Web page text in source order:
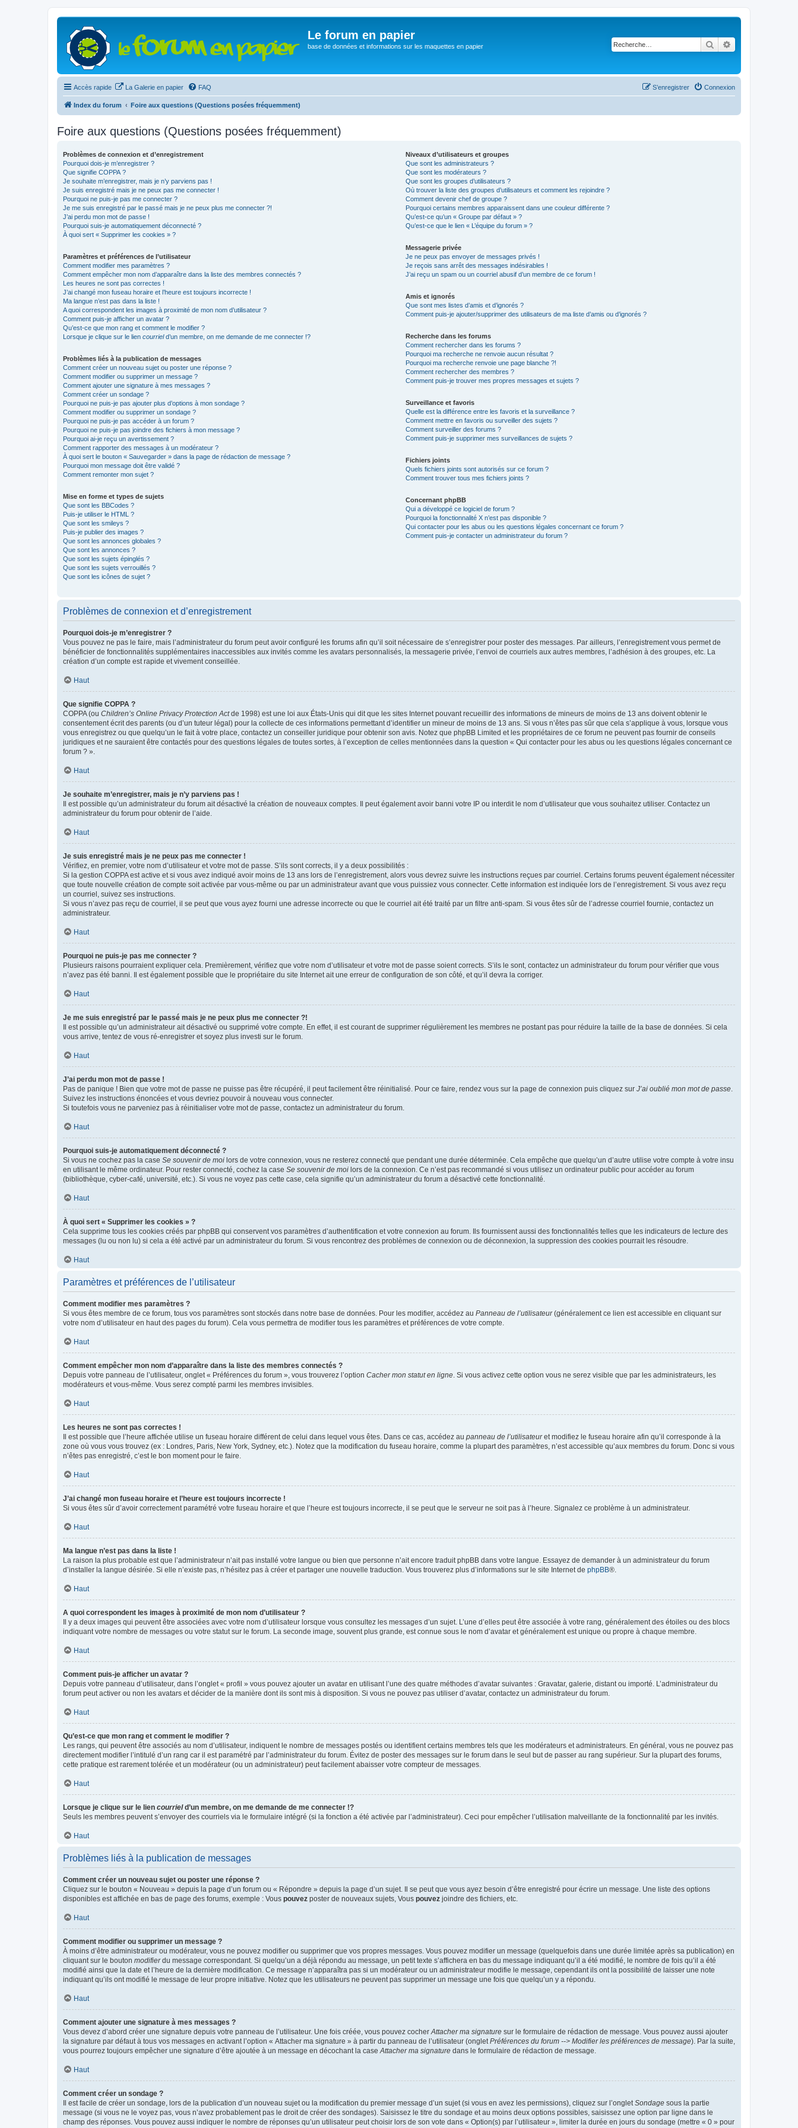
Le forum en papier
base de données et informations sur les maquettes en papier Rechercher
Accès rapide La Galerie en papier FAQ Connexion
S’enregistrer
Index du forum Foire aux questions (Questions posées fréquemment)
Foire aux questions (Questions posées fréquemment)
Problèmes de connexion et d’enregistrement
Pourquoi dois-je m’enregistrer ?
Que signifie COPPA ?
Je souhaite m’enregistrer, mais je n’y parviens pas !
Je suis enregistré mais je ne peux pas me connecter !
Pourquoi ne puis-je pas me connecter ?
Je me suis enregistré par le passé mais je ne peux plus me connecter ?!
J’ai perdu mon mot de passe !
Pourquoi suis-je automatiquement déconnecté ?
À quoi sert « Supprimer les cookies » ?
Paramètres et préférences de l’utilisateur
Comment modifier mes paramètres ?
Comment empêcher mon nom d’apparaître dans la liste des membres connectés ?
Les heures ne sont pas correctes !
J’ai changé mon fuseau horaire et l’heure est toujours incorrecte !
Ma langue n’est pas dans la liste !
A quoi correspondent les images à proximité de mon nom d’utilisateur ?
Comment puis-je afficher un avatar ?
Qu’est-ce que mon rang et comment le modifier ?
Lorsque je clique sur le lien courrield’un membre, on me demande de me connecter !?
Problèmes liés à la publication de messages
Comment créer un nouveau sujet ou poster une réponse ?
Comment modifier ou supprimer un message ?
Comment ajouter une signature à mes messages ?
Comment créer un sondage ?
Pourquoi ne puis-je pas ajouter plus d’options à mon sondage ?
Comment modifier ou supprimer un sondage ?
Pourquoi ne puis-je pas accéder à un forum ?
Pourquoi ne puis-je pas joindre des fichiers à mon message ?
Pourquoi ai-je reçu un avertissement ?
Comment rapporter des messages à un modérateur ?
À quoi sert le bouton « Sauvegarder » dans la page de rédaction de message ?
Pourquoi mon message doit être validé ?
Comment remonter mon sujet ?
Mise en forme et types de sujets
Que sont les BBCodes ?
Puis-je utiliser le HTML ?
Que sont les smileys ?
Puis-je publier des images ?
Que sont les annonces globales ?
Que sont les annonces ?
Que sont les sujets épinglés ?
Que sont les sujets verrouillés ?
Que sont les icônes de sujet ?
Niveaux d’utilisateurs et groupes
Que sont les administrateurs ?
Que sont les modérateurs ?
Que sont les groupes d’utilisateurs ?
Où trouver la liste des groupes d’utilisateurs et comment les rejoindre ?
Comment devenir chef de groupe ?
Pourquoi certains membres apparaissent dans une couleur différente ?
Qu’est-ce qu’un « Groupe par défaut » ?
Qu’est-ce que le lien « L’équipe du forum » ?
Messagerie privée
Je ne peux pas envoyer de messages privés !
Je reçois sans arrêt des messages indésirables !
J’ai reçu un spam ou un courriel abusif d’un membre de ce forum !
Amis et ignorés
Que sont mes listes d’amis et d’ignorés ?
Comment puis-je ajouter/supprimer des utilisateurs de ma liste d’amis ou d’ignorés ?
Recherche dans les forums
Comment rechercher dans les forums ?
Pourquoi ma recherche ne renvoie aucun résultat ?
Pourquoi ma recherche renvoie une page blanche ?!
Comment rechercher des membres ?
Comment puis-je trouver mes propres messages et sujets ?
Surveillance et favoris
Quelle est la différence entre les favoris et la surveillance ?
Comment mettre en favoris ou surveiller des sujets ?
Comment surveiller des forums ?
Comment puis-je supprimer mes surveillances de sujets ?
Fichiers joints
Quels fichiers joints sont autorisés sur ce forum ?
Comment trouver tous mes fichiers joints ?
Concernant phpBB
Qui a développé ce logiciel de forum ?
Pourquoi la fonctionnalité X n’est pas disponible ?
Qui contacter pour les abus ou les questions légales concernant ce forum ?
Comment puis-je contacter un administrateur du forum ?
Problèmes de connexion et d’enregistrement
Pourquoi dois-je m’enregistrer ?
Vous pouvez ne pas le faire, mais l’administrateur du forum peut avoir configuré les forums afin qu’il soit nécessaire de s’enregistrer pour poster des messages. Par ailleurs, l’enregistrement vous permet de
bénéficier de fonctionnalités supplémentaires inaccessibles aux invités comme les avatars personnalisés, la messagerie privée, l’envoi de courriels aux autres membres, l’adhésion à des groupes, etc. La
création d’un compte est rapide et vivement conseillée.
Haut
Que signifie COPPA ?
COPPA (ou Children’s Online Privacy Protection Actde 1998) est une loi aux États-Unis qui dit que les sites Internet pouvant recueillir des informations de mineurs de moins de 13 ans doivent obtenir le
consentement écrit des parents (ou d’un tuteur légal) pour la collecte de ces informations permettant d’identifier un mineur de moins de 13 ans. Si vous n’êtes pas sûr que cela s’applique à vous, lorsque vous
vous enregistrez ou que quelqu’un le fait à votre place, contactez un conseiller juridique pour obtenir son avis. Notez que phpBB Limited et les propriétaires de ce forum ne peuvent pas fournir de conseils
juridiques et ne sauraient être contactés pour des questions légales de toutes sortes, à l’exception de celles mentionnées dans la question « Qui contacter pour les abus ou les questions légales concernant ce
forum ? ».
Haut
Je souhaite m’enregistrer, mais je n’y parviens pas !
Il est possible qu’un administrateur du forum ait désactivé la création de nouveaux comptes. Il peut également avoir banni votre IP ou interdit le nom d’utilisateur que vous souhaitez utiliser. Contactez un
administrateur du forum pour obtenir de l’aide.
Haut
Je suis enregistré mais je ne peux pas me connecter !
Vérifiez, en premier, votre nom d’utilisateur et votre mot de passe. S’ils sont corrects, il y a deux possibilités :
Si la gestion COPPA est active et si vous avez indiqué avoir moins de 13 ans lors de l’enregistrement, alors vous devrez suivre les instructions reçues par courriel. Certains forums peuvent également nécessiter
que toute nouvelle création de compte soit activée par vous-même ou par un administrateur avant que vous puissiez vous connecter. Cette information est indiquée lors de l’enregistrement. Si vous avez reçu
un courriel, suivez ses instructions.
Si vous n’avez pas reçu de courriel, il se peut que vous ayez fourni une adresse incorrecte ou que le courriel ait été traité par un filtre anti-spam. Si vous êtes sûr de l’adresse courriel fournie, contactez un
administrateur.
Haut
Pourquoi ne puis-je pas me connecter ?
Plusieurs raisons pourraient expliquer cela. Premièrement, vérifiez que votre nom d’utilisateur et votre mot de passe soient corrects. S’ils le sont, contactez un administrateur du forum pour vérifier que vous
n’avez pas été banni. Il est également possible que le propriétaire du site Internet ait une erreur de configuration de son côté, et qu’il devra la corriger.
Haut
Je me suis enregistré par le passé mais je ne peux plus me connecter ?!
Il est possible qu’un administrateur ait désactivé ou supprimé votre compte. En effet, il est courant de supprimer régulièrement les membres ne postant pas pour réduire la taille de la base de données. Si cela
vous arrive, tentez de vous ré-enregistrer et soyez plus investi sur le forum.
Haut
J’ai perdu mon mot de passe !
Pas de panique ! Bien que votre mot de passe ne puisse pas être récupéré, il peut facilement être réinitialisé. Pour ce faire, rendez vous sur la page de connexion puis cliquez sur J’ai oublié mon mot de passe.
Suivez les instructions énoncées et vous devriez pouvoir à nouveau vous connecter.
Si toutefois vous ne parveniez pas à réinitialiser votre mot de passe, contactez un administrateur du forum.
Haut
Pourquoi suis-je automatiquement déconnecté ?
Si vous ne cochez pas la case Se souvenir de moi lors de votre connexion, vous ne resterez connecté que pendant une durée déterminée. Cela empêche que quelqu’un d’autre utilise votre compte à votre insu
en utilisant le même ordinateur. Pour rester connecté, cochez la case Se souvenir de moi lors de la connexion. Ce n’est pas recommandé si vous utilisez un ordinateur public pour accéder au forum
(bibliothèque, cyber-café, université, etc.). Si vous ne voyez pas cette case, cela signifie qu’un administrateur du forum a désactivé cette fonctionnalité.
Haut
À quoi sert « Supprimer les cookies » ?
Cela supprime tous les cookies créés par phpBB qui conservent vos paramètres d’authentification et votre connexion au forum. Ils fournissent aussi des fonctionnalités telles que les indicateurs de lecture des
messages (lu ou non lu) si cela a été activé par un administrateur du forum. Si vous rencontrez des problèmes de connexion ou de déconnexion, la suppression des cookies pourrait les résoudre.
Haut
Paramètres et préférences de l’utilisateur
Comment modifier mes paramètres ?
Si vous êtes membre de ce forum, tous vos paramètres sont stockés dans notre base de données. Pour les modifier, accédez au Panneau de l’utilisateur(généralement ce lien est accessible en cliquant sur
votre nom d’utilisateur en haut des pages du forum). Cela vous permettra de modifier tous les paramètres et préférences de votre compte.
Haut
Comment empêcher mon nom d’apparaître dans la liste des membres connectés ?
Depuis votre panneau de l’utilisateur, onglet « Préférences du forum », vous trouverez l’option Cacher mon statut en ligne. Si vous activez cette option vous ne serez visible que par les administrateurs, les
modérateurs et vous-même. Vous serez compté parmi les membres invisibles.
Haut
Les heures ne sont pas correctes !
Il est possible que l’heure affichée utilise un fuseau horaire différent de celui dans lequel vous êtes. Dans ce cas, accédez au panneau de l’utilisateuret modifiez le fuseau horaire afin qu’il corresponde à la
zone où vous vous trouvez (ex : Londres, Paris, New York, Sydney, etc.). Notez que la modification du fuseau horaire, comme la plupart des paramètres, n’est accessible qu’aux membres du forum. Donc si vous
n’êtes pas enregistré, c’est le bon moment pour le faire.
Haut
J’ai changé mon fuseau horaire et l’heure est toujours incorrecte !
Si vous êtes sûr d’avoir correctement paramétré votre fuseau horaire et que l’heure est toujours incorrecte, il se peut que le serveur ne soit pas à l’heure. Signalez ce problème à un administrateur.
Haut
Ma langue n’est pas dans la liste !
La raison la plus probable est que l’administrateur n’ait pas installé votre langue ou bien que personne n’ait encore traduit phpBB dans votre langue. Essayez de demander à un administrateur du forum
d’installer la langue désirée. Si elle n’existe pas, n’hésitez pas à créer et partager une nouvelle traduction. Vous trouverez plus d’informations sur le site Internet de phpBB®.
Haut
A quoi correspondent les images à proximité de mon nom d’utilisateur ?
Il y a deux images qui peuvent être associées avec votre nom d’utilisateur lorsque vous consultez les messages d’un sujet. L’une d’elles peut être associée à votre rang, généralement des étoiles ou des blocs
indiquant votre nombre de messages ou votre statut sur le forum. La seconde image, souvent plus grande, est connue sous le nom d’avatar et généralement est unique ou propre à chaque membre.
Haut
Comment puis-je afficher un avatar ?
Depuis votre panneau d’utilisateur, dans l’onglet « profil » vous pouvez ajouter un avatar en utilisant l’une des quatre méthodes d’avatar suivantes : Gravatar, galerie, distant ou importé. L’administrateur du
forum peut activer ou non les avatars et décider de la manière dont ils sont mis à disposition. Si vous ne pouvez pas utiliser d’avatar, contactez un administrateur du forum.
Haut
Qu’est-ce que mon rang et comment le modifier ?
Les rangs, qui peuvent être associés au nom d’utilisateur, indiquent le nombre de messages postés ou identifient certains membres tels que les modérateurs et administrateurs. En général, vous ne pouvez pas
directement modifier l’intitulé d’un rang car il est paramétré par l’administrateur du forum. Évitez de poster des messages sur le forum dans le seul but de passer au rang supérieur. Sur la plupart des forums,
cette pratique est rarement tolérée et un modérateur (ou un administrateur) peut facilement abaisser votre compteur de messages.
Haut
Lorsque je clique sur le lien courrield’un membre, on me demande de me connecter !?
Seuls les membres peuvent s’envoyer des courriels via le formulaire intégré (si la fonction a été activée par l’administrateur). Ceci pour empêcher l’utilisation malveillante de la fonctionnalité par les invités.
Haut
Problèmes liés à la publication de messages
Comment créer un nouveau sujet ou poster une réponse ?
Cliquez sur le bouton « Nouveau » depuis la page d’un forum ou « Répondre » depuis la page d’un sujet. Il se peut que vous ayez besoin d’être enregistré pour écrire un message. Une liste des options
disponibles est affichée en bas de page des forums, exemple : Vous pouvez poster de nouveaux sujets, Vous pouvez joindre des fichiers, etc.
Haut
Comment modifier ou supprimer un message ?
À moins d’être administrateur ou modérateur, vous ne pouvez modifier ou supprimer que vos propres messages. Vous pouvez modifier un message (quelquefois dans une durée limitée après sa publication) en
cliquant sur le bouton modifierdu message correspondant. Si quelqu’un a déjà répondu au message, un petit texte s’affichera en bas du message indiquant qu’il a été modifié, le nombre de fois qu’il a été
modifié ainsi que la date et l’heure de la dernière modification. Ce message n’apparaîtra pas si un modérateur ou un administrateur modifie le message, cependant ils ont la possibilité de laisser une note
indiquant qu’ils ont modifié le message de leur propre initiative. Notez que les utilisateurs ne peuvent pas supprimer un message une fois que quelqu’un y a répondu.
Haut
Comment ajouter une signature à mes messages ?
Vous devez d’abord créer une signature depuis votre panneau de l’utilisateur. Une fois créée, vous pouvez cocherAttacher ma signature sur le formulaire de rédaction de message. Vous pouvez aussi ajouter
la signature par défaut à tous vos messages en activant l’option « Attacher ma signature » à partir du panneau de l’utilisateur (ongletPréférences du forum --> Modifier les préférences de message). Par la suite,
vous pourrez toujours empêcher une signature d’être ajoutée à un message en décochant la caseAttacher ma signature dans le formulaire de rédaction de message.
Haut
Comment créer un sondage ?
Il est facile de créer un sondage, lors de la publication d’un nouveau sujet ou la modification du premier message d’un sujet (si vous en avez les permissions), cliquez sur l’ongletSondage sous la partie
message (si vous ne le voyez pas, vous n’avez probablement pas le droit de créer des sondages). Saisissez le titre du sondage et au moins deux options possibles, saisissez une option par ligne dans le
champ des réponses. Vous pouvez aussi indiquer le nombre de réponses qu’un utilisateur peut choisir lors de son vote dans « Option(s) par l’utilisateur », limiter la durée en jours du sondage (mettre « 0 » pour